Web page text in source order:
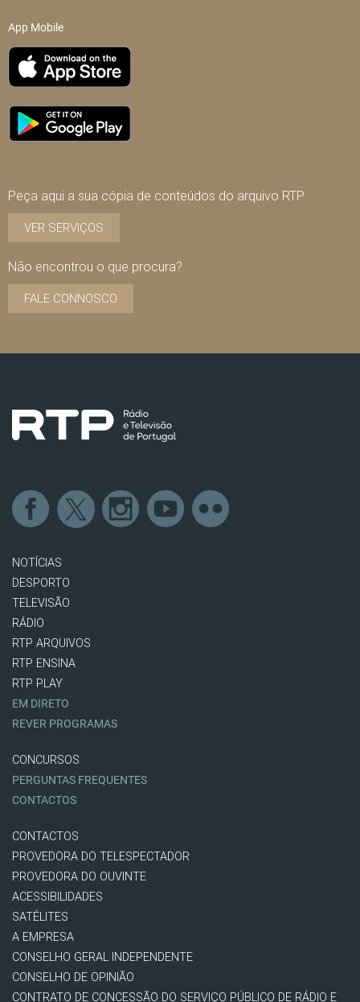
App Mobile
Peça aqui a sua cópia de conteúdos do arquivo RTP
VER SERVIÇOS
Não encontrou o que procura?
FALE CONNOSCO
NOTÍCIAS
DESPORTO
TELEVISÃO
RÁDIO
RTP ARQUIVOS
RTP ENSINA
RTP PLAY
EM DIRETO
REVER PROGRAMAS
CONCURSOS
PERGUNTAS FREQUENTES
CONTACTOS
CONTACTOS
PROVEDORA DO TELESPECTADOR
PROVEDORA DO OUVINTE
ACESSIBILIDADES
SATÉLITES
A EMPRESA
CONSELHO GERAL INDEPENDENTE
CONSELHO DE OPINIÃO
CONTRATO DE CONCESSÃO DO SERVIÇO PÚBLICO DE RÁDIO E